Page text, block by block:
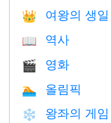
👑 여왕의 생일
📖 역사
🎬 영화
🏊 올림픽
❄️ 왕좌의 게임